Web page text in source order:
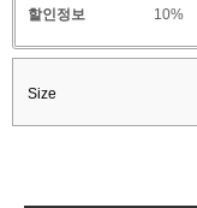
할인정보
10%
Size